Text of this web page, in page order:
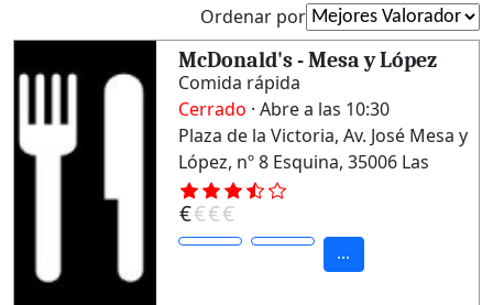
Ordenar por
McDonald's - Mesa y López
Comida rápida
Cerrado · Abre a las 10:30
Plaza de la Victoria, Av. José Mesa y
López, nº 8 Esquina, 35006 Las
Palmas de Gran Canaria, Las
Palmas
€€€€
...